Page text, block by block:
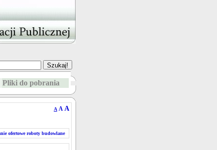
Pliki do pobrania
A A A
ofertowe roboty budowlane